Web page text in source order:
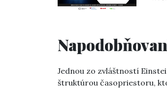
Jednou zo zvláštností
štruktúrou časopriestoru,